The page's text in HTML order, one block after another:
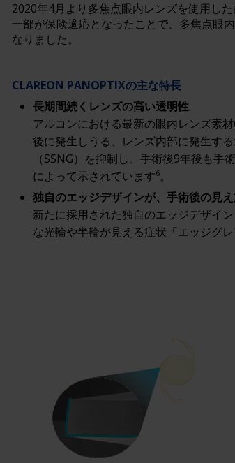
2020年4月より多焦点眼内レンズを使用し
一部が保険適応となったことで、多焦点眼
なりました。
CLAREON PANOPTIXの主な特長
長期間続くレンズの高い透明性
アルコンにおける最新の眼内レンズ素
後に発生しうる、レンズ内部に発生す
（SSNG）を抑制し、手術後9年後も
によって示されています6。
独自のエッジデザインが、手術後の見
新たに採用された独自のエッジデザイ
な光輪や半輪が見える症状「エッジグ